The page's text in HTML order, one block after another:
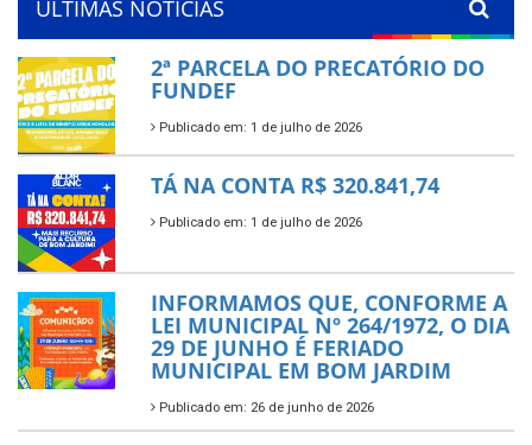
ÚLTIMAS NOTÍCIAS
2ª PARCELA DO PRECATÓRIO DO
FUNDEF
Publicado em: 1 de julho de 2026
TÁ NA CONTA R$ 320.841,74
Publicado em: 1 de julho de 2026
INFORMAMOS QUE, CONFORME A
LEI MUNICIPAL Nº 264/1972, O DIA
29 DE JUNHO É FERIADO
MUNICIPAL EM BOM JARDIM
Publicado em: 26 de junho de 2026